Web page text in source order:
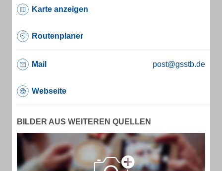
Karte anzeigen
Routenplaner
Mail post@gsstb.de
Webseite
BILDER AUS WEITEREN QUELLEN